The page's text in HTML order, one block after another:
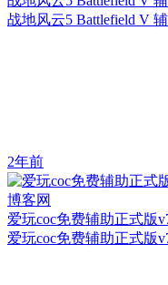
战地风云5 Battlefield V
2年前
爱玩coc免费辅助正式版
爱玩coc免费辅助正式版